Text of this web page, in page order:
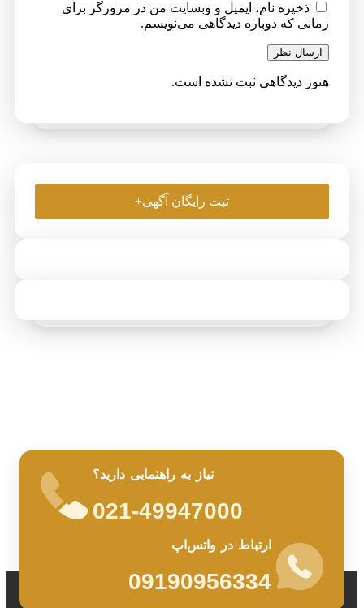
ذخیره نام، ایمیل و وبسایت من در مرورگر برای
زمانی که دوباره دیدگاهی می‌نویسم.
ارسال نظر
هنوز دیدگاهی ثبت نشده است.
ثبت رایگان آگهی+
نیاز به راهنمایی دارید؟
021-49947000
ارتباط در واتس‌اپ
09190956334